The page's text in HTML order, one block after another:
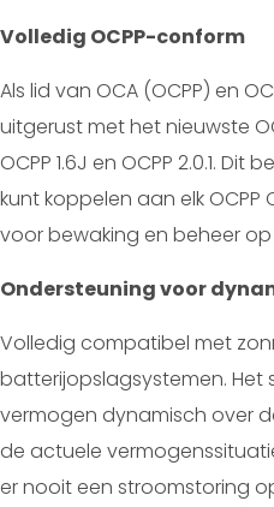
Volledig OCPP-conform
Als lid van OCA (OCPP) en
uitgerust met het nieuwste
OCPP 1.6J en OCPP 2.0.1.
kunt koppelen aan elk OCPP
voor bewaking en beheer
Ondersteuning voor
Volledig compatibel met
batterijopslagsystemen. Het
vermogen dynamisch over
de actuele
er nooit een stroomstoring